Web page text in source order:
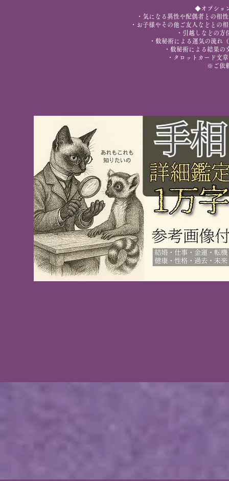
◆オプショ
・気になる異性や配偶者との相
・お子様やその他ご友人などとの
・引越しなどの
・数秘術による運気の流れ
・数秘術による結果
・タロットカード文
※ご依